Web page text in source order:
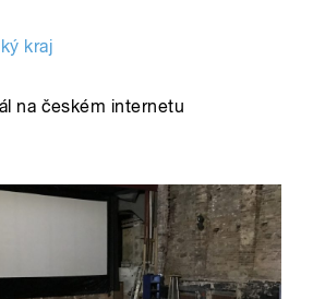
kraj
na českém internetu